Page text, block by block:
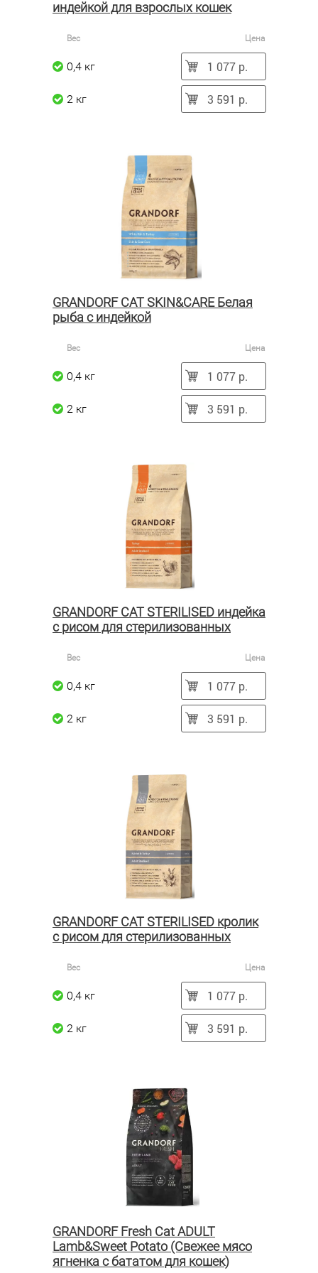
индейкой для взрослых кошек
Вес Цена
0,4 кг 1 077 р.
2 кг 3 591 р.
GRANDORF CAT SKIN&CARE Белая
рыба с индейкой
Вес Цена
0,4 кг 1 077 р.
2 кг 3 591 р.
GRANDORF CAT STERILISED индейка
с рисом для стерилизованных
Вес Цена
0,4 кг 1 077 р.
2 кг 3 591 р.
GRANDORF CAT STERILISED кролик
с рисом для стерилизованных
Вес Цена
0,4 кг 1 077 р.
2 кг 3 591 р.
GRANDORF Fresh Cat ADULT
Lamb&Sweet Potato (Свежее мясо
ягненка с бататом для кошек)